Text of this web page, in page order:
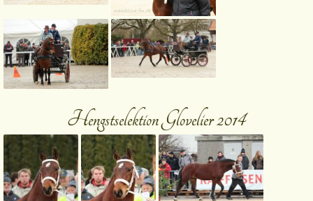
Hengstselektion Glovelier 2014